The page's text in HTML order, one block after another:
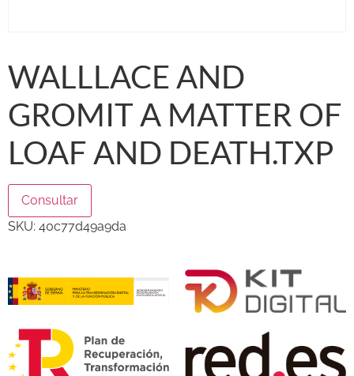
WALLLACE AND
GROMIT A MATTER OF
LOAF AND DEATH.TXP
Consultar
SKU: 40c77d49a9da